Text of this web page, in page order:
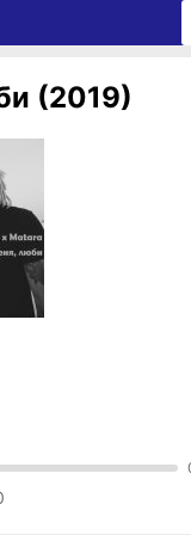
(2019)